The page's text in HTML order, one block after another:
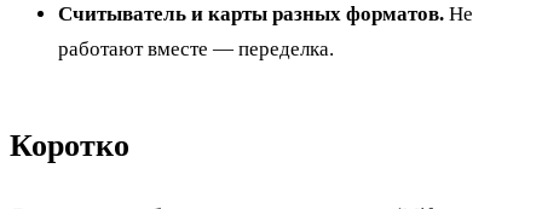
Считыватель и карты разных форматов. Не
работают вместе — переделка.
Коротко